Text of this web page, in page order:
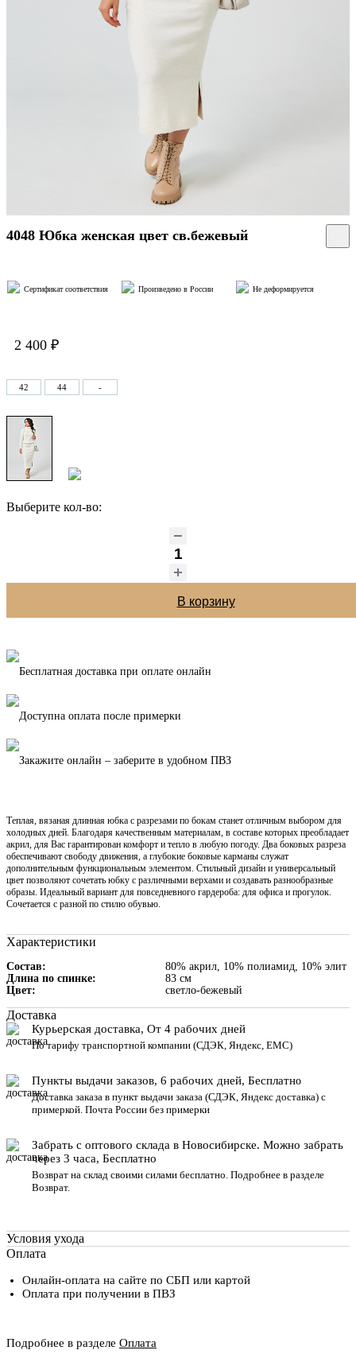
4048 Юбка женская цвет св.бежевый
Сертификат соответствия Произведено в России Не деформируется
2 400 ₽
42 44 -
Выберите кол-во:
В корзину
Бесплатная доставка при оплате онлайн
Доступна оплата после примерки
Закажите онлайн – заберите в удобном ПВЗ
Теплая, вязаная длинная юбка с разрезами по бокам станет отличным выбором для
холодных дней. Благодаря качественным материалам, в составе которых преобладает
акрил, для Вас гарантирован комфорт и тепло в любую погоду. Два боковых разреза
обеспечивают свободу движения, а глубокие боковые карманы служат
дополнительным функциональным элементом. Стильный дизайн и универсальный
цвет позволяют сочетать юбку с различными верхами и создавать разнообразные
образы. Идеальный вариант для повседневного гардероба: для офиса и прогулок.
Сочетается с разной по стилю обувью.
Характеристики
Состав
80% акрил, 10% полиамид, 10% элит
Длина по спинке
83 см
Цвет
светло-бежевый
Доставка
Курьерская доставка, От 4 рабочих дней
По тарифу транспортной компании (СДЭК, Яндекс, ЕМС)
Пункты выдачи заказов, 6 рабочих дней, Бесплатно
Доставка заказа в пункт выдачи заказа (СДЭК, Яндекс доставка) с
примеркой. Почта России без примерки
Забрать с оптового склада в Новосибирске. Можно забрать
через 3 часа, Бесплатно
Возврат на склад своими силами бесплатно. Подробнее в разделе
Возврат.
Условия ухода
Оплата
Онлайн-оплата на сайте по СБП или картой
Оплата при получении в ПВЗ
Подробнее в разделе Оплата